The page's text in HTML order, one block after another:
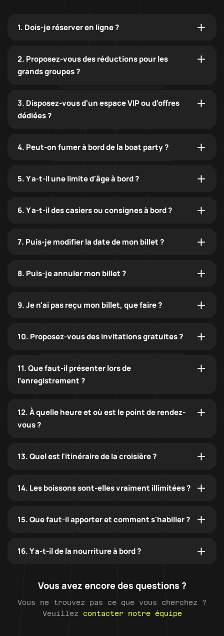
1. Dois-je réserver en ligne ?
2. Proposez-vous des réductions pour les
grands groupes ?
3. Disposez-vous d'un espace VIP ou d'offres
dédiées ?
4. Peut-on fumer à bord de la boat party ?
5. Y a-t-il une limite d'âge à bord ?
6. Y a-t-il des casiers ou consignes à bord ?
7. Puis-je modifier la date de mon billet ?
8. Puis-je annuler mon billet ?
9. Je n'ai pas reçu mon billet, que faire ?
10. Proposez-vous des invitations gratuites ?
11. Que faut-il présenter lors de
l'enregistrement ?
12. À quelle heure et où est le point de rendez-
vous ?
13. Quel est l'itinéraire de la croisière ?
14. Les boissons sont-elles vraiment illimitées ?
15. Que faut-il apporter et comment s'habiller ?
16. Y a-t-il de la nourriture à bord ?
Vous avez encore des questions ?
Vous ne trouvez pas ce que vous cherchez ?
Veuillez contacter notre équipe